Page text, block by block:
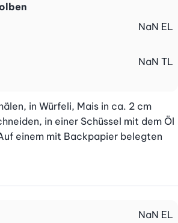
NaN EL
NaN TL
in Würfeli, Mais in ca. 2 cm
in einer Schüssel mit dem Öl
einem mit Backpapier belegten
NaN EL